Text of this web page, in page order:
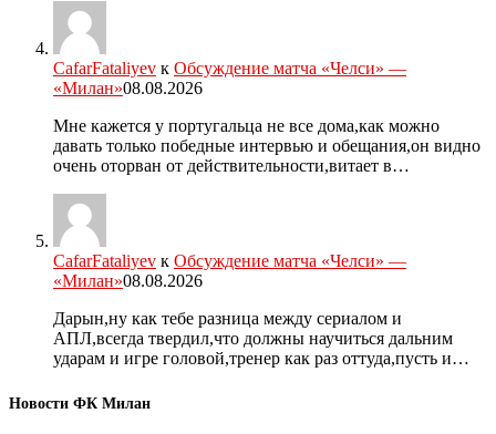
CafarFataliyev к Обсуждение матча «Челси» —
«Милан»08.08.2026
Мне кажется у португальца не все дома,как можно
давать только победные интервью и обещания,он видно
очень оторван от действительности,витает в…
CafarFataliyev к Обсуждение матча «Челси» —
«Милан»08.08.2026
Дарын,ну как тебе разница между сериалом и
АПЛ,всегда твердил,что должны научиться дальним
ударам и игре головой,тренер как раз оттуда,пусть и…
Новости ФК Милан